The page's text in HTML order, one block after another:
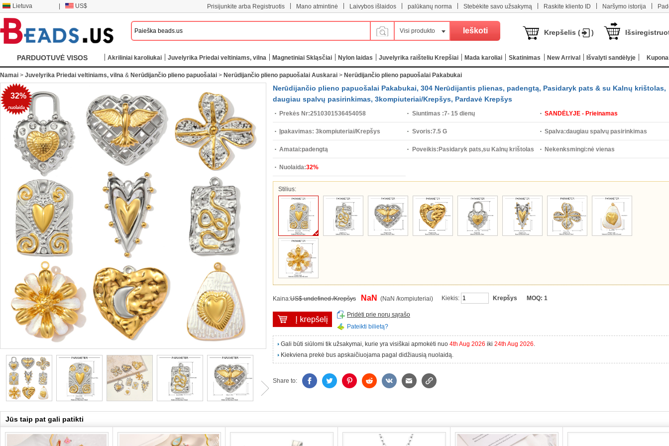
Lietuva US$ Prisijunkite arba Registruotis Mano atmintinė Laivybos išlaidos palūkanų norma Stebėkite savo užsakymą Raskite kliento ID Naršymo istorija
Visi produkto Krepšelis ( )
PARDUOTUVĖ VISOS
KATEGORIJOS
Akriliniai karoliukai Juvelyrika Priedai veltiniams, vilna Magnetiniai Skląsčiai Nylon laidas Juvelyrika raišteliu Krepšiai Mada karoliai Skatinimas New Arrival Išvalyti sandėlyje
Namai > Juvelyrika Priedai veltiniams, vilna & Nerūdijančio plieno papuošalai > Nerūdijančio plieno papuošalai Auskarai > Nerūdijančio plieno papuošalai Pakabukai
32%
Nerūdijančio plieno papuošalai Pakabukai, 304 Nerūdijantis plienas, padengtą, Pasidaryk pats & su Kalnų krištolas,
daugiau spalvų pasirinkimas, 3kompiuteriai/Krepšys, Pardavė Krepšys
Prekės Nr:2510301536454058 Siuntimas :7- 15 dienų SANDĖLYJE - Prieinamas
Įpakavimas: 3kompiuteriai/Krepšys Svoris:7.5 G Spalva:daugiau spalvų pasirinkimas
Amatai:padengtą Poveikis: Pasidaryk pats,su Kalnų krištolas Nekenksmingi:nė vienas
Nuolaida:32%
Stilius:
Kaina:US$ undefined /Krepšys NaN (NaN /kompiuteriai) Kiekis: Krepšys MOQ: 1
Pridėti prie norų sąrašo
Pateikti bilietą?
Gali būti siūlomi tik užsakymai, kurie yra visiškai apmokėti nuo 4th Aug 2026 iki 24th Aug 2026.
Kiekviena prekė bus apskaičiuojama pagal didžiausią nuolaidą.
Share to:
Jūs taip pat gali patikti